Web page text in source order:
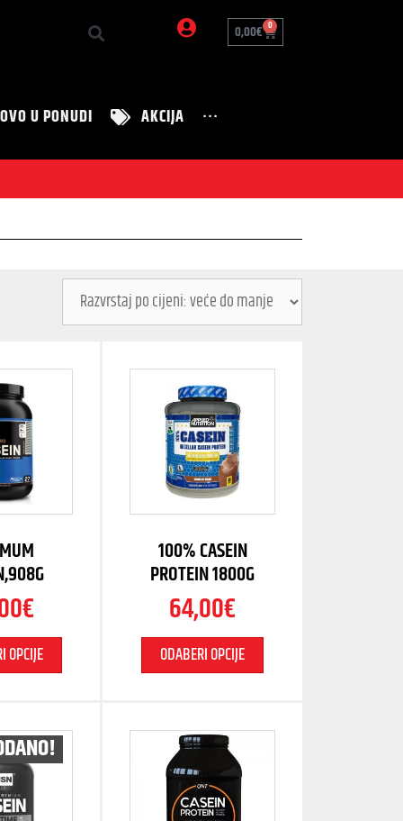
0,00€ 0
U PONUDI AKCIJA
···
€
OPCIJE
100% CASEIN
PROTEIN 1800G
64,00€
ODABERI OPCIJE